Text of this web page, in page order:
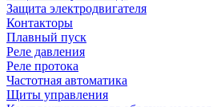
Защита электродвигателя
Контакторы
Плавный пуск
Реле давления
Реле протока
Частотная автоматика
Щиты управления